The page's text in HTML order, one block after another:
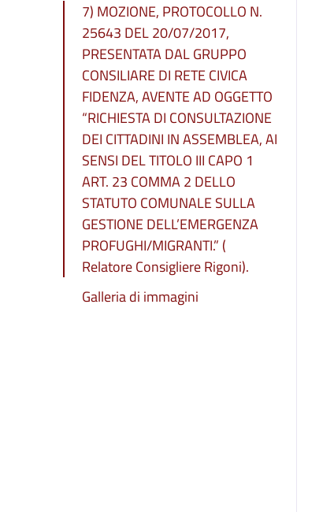
7) MOZIONE, PROTOCOLLO N.
25643 DEL 20/07/2017,
PRESENTATA DAL GRUPPO
CONSILIARE DI RETE CIVICA
FIDENZA, AVENTE AD OGGETTO
“RICHIESTA DI CONSULTAZIONE
DEI CITTADINI IN ASSEMBLEA, AI
SENSI DEL TITOLO III CAPO 1
ART. 23 COMMA 2 DELLO
STATUTO COMUNALE SULLA
GESTIONE DELL’EMERGENZA
PROFUGHI/MIGRANTI.” (
Relatore Consigliere Rigoni).
Galleria di immagini